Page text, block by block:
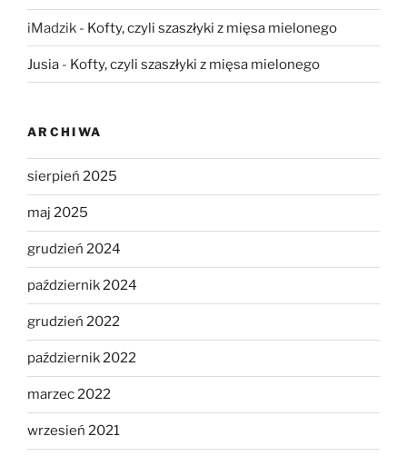
iMadzik - Kofty, czyli szaszłyki z mięsa mielonego
Jusia - Kofty, czyli szaszłyki z mięsa mielonego
ARCHIWA
sierpień 2025
maj 2025
grudzień 2024
październik 2024
grudzień 2022
październik 2022
marzec 2022
wrzesień 2021